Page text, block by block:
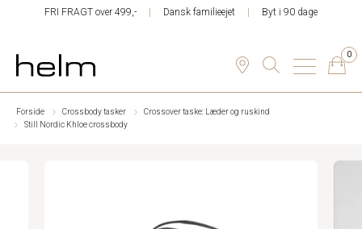
FRI FRAGT over 499,- Dansk familieejet Byt i 90 dage
0
Forside Crossbody tasker
Crossover taske: Læder og ruskind
Still Nordic Khloe crossbody